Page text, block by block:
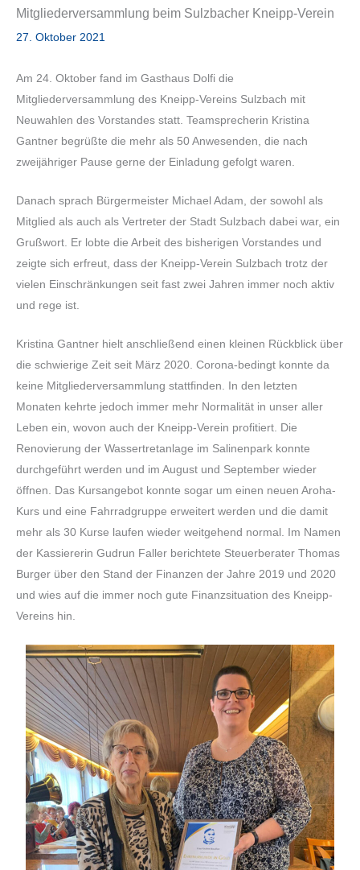
Mitgliederversammlung beim Sulzbacher Kneipp-Verein
27. Oktober 2021
Am 24. Oktober fand im Gasthaus Dolfi die
Mitgliederversammlung des Kneipp-Vereins Sulzbach mit
Neuwahlen des Vorstandes statt. Teamsprecherin Kristina
Gantner begrüßte die mehr als 50 Anwesenden, die nach
zweijähriger Pause gerne der Einladung gefolgt waren.
Danach sprach Bürgermeister Michael Adam, der sowohl als
Mitglied als auch als Vertreter der Stadt Sulzbach dabei war, ein
Grußwort. Er lobte die Arbeit des bisherigen Vorstandes und
zeigte sich erfreut, dass der Kneipp-Verein Sulzbach trotz der
vielen Einschränkungen seit fast zwei Jahren immer noch aktiv
und rege ist.
Kristina Gantner hielt anschließend einen kleinen Rückblick über
die schwierige Zeit seit März 2020. Corona-bedingt konnte da
keine Mitgliederversammlung stattfinden. In den letzten
Monaten kehrte jedoch immer mehr Normalität in unser aller
Leben ein, wovon auch der Kneipp-Verein profitiert. Die
Renovierung der Wassertretanlage im Salinenpark konnte
durchgeführt werden und im August und September wieder
öffnen. Das Kursangebot konnte sogar um einen neuen Aroha-
Kurs und eine Fahrradgruppe erweitert werden und die damit
mehr als 30 Kurse laufen wieder weitgehend normal. Im Namen
der Kassiererin Gudrun Faller berichtete Steuerberater Thomas
Burger über den Stand der Finanzen der Jahre 2019 und 2020
und wies auf die immer noch gute Finanzsituation des Kneipp-
Vereins hin.